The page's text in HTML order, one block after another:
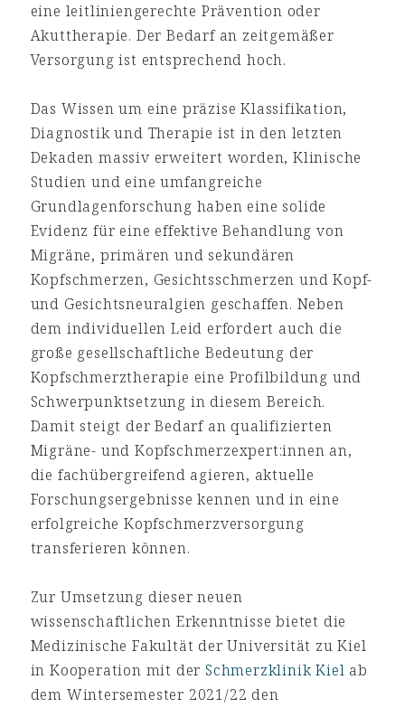
eine leitliniengerechte Prävention oder
Akuttherapie. Der Bedarf an zeitgemäßer
Versorgung ist entsprechend hoch.
Das Wissen um eine präzise Klassifikation,
Diagnostik und Therapie ist in den letzten
Dekaden massiv erweitert worden, Klinische
Studien und eine umfangreiche
Grundlagenforschung haben eine solide
Evidenz für eine effektive Behandlung von
Migräne, primären und sekundären
Kopfschmerzen, Gesichtsschmerzen und Kopf-
und Gesichtsneuralgien geschaffen. Neben
dem individuellen Leid erfordert auch die
große gesellschaftliche Bedeutung der
Kopfschmerztherapie eine Profilbildung und
Schwerpunktsetzung in diesem Bereich.
Damit steigt der Bedarf an qualifizierten
Migräne- und Kopfschmerzexpert:innen an,
die fachübergreifend agieren, aktuelle
Forschungsergebnisse kennen und in eine
erfolgreiche Kopfschmerzversorgung
transferieren können.
Zur Umsetzung dieser neuen
wissenschaftlichen Erkenntnisse bietet die
Medizinische Fakultät der Universität zu Kiel
in Kooperation mit der Schmerzklinik Kiel ab
dem Wintersemester 2021/22 den